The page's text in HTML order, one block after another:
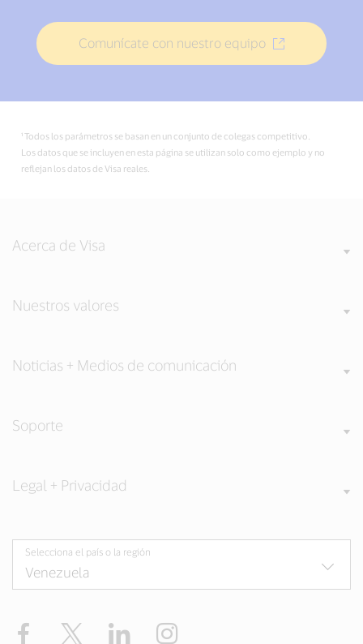
Comunícate con nuestro equipo
¹ Todos los parámetros se basan en un conjunto de colegas competitivo.
Los datos que se incluyen en esta página se utilizan solo como ejemplo y no
reflejan los datos de Visa reales.
Acerca de Visa
Nuestros valores
Noticias + Medios de comunicación
Soporte
Legal + Privacidad
Selecciona el país o la región
Facebook Twitter LinkedIn